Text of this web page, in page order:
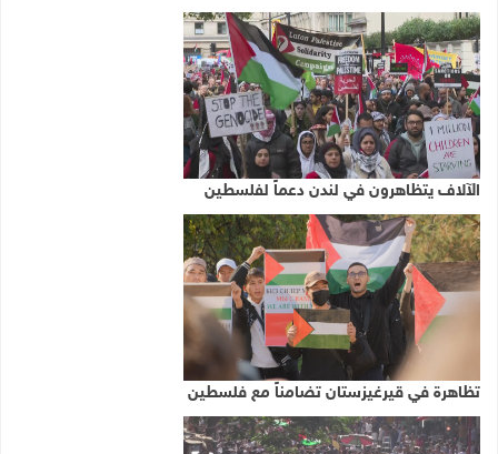
الآلاف يتظاهرون في لندن دعماً لفلسطين
تظاهرة في قيرغيزستان تضامناً مع فلسطين